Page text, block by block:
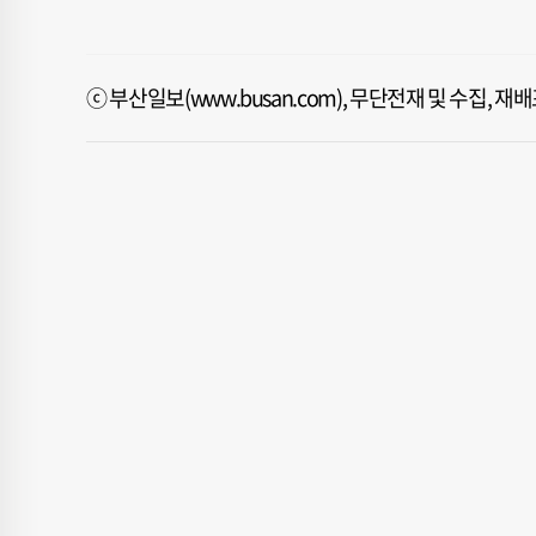
ⓒ 부산일보(www.busan.com), 무단전재 및 수집, 재